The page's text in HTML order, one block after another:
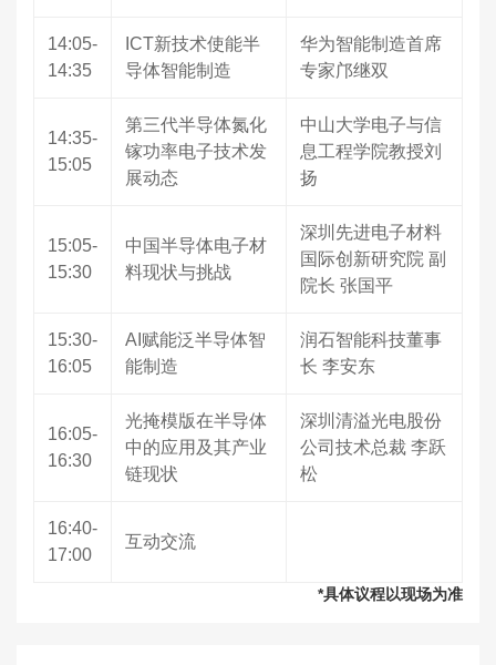
14:05-
14:35
ICT新技术使能半
导体智能制造
华为智能制造首席
专家邝继双
14:35-
15:05
第三代半导体氮化
镓功率电子技术发
展动态
中山大学电子与信
息工程学院教授刘
扬
15:05-
15:30
中国半导体电子材
料现状与挑战
深圳先进电子材料
国际创新研究院 副
院长 张国平
15:30-
16:05
AI赋能泛半导体智
能制造
润石智能科技董事
长 李安东
16:05-
16:30
光掩模版在半导体
中的应用及其产业
链现状
深圳清溢光电股份
公司技术总裁 李跃
松
16:40-
17:00
互动交流
*具体议程以现场为准